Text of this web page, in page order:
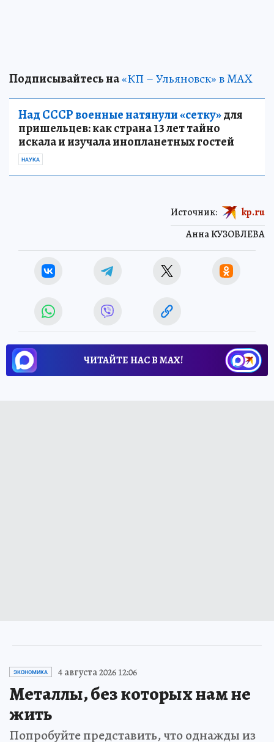
Подписывайтесь на«КП – Ульяновск» в MAX
Над СССР военные натянули «сетку»для
пришельцев: как страна 13 лет тайно
искала и изучала инопланетных гостей
НАУКА
Анна КУЗОВЛЕВА
Источник: kp.ru
ЧИТАЙТЕ НАС В МАХ!
ЭКОНОМИКА 4 августа 2026 12:06
Металлы, без которых нам не
жить
Попробуйте представить, что однажды из